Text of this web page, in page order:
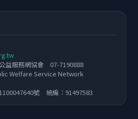
益服務網協會 07-7190888
Welfare Service Network
號 統編：91497583